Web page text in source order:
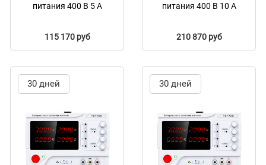
питания 400 В 5 А
115 170 руб
питания 400 В 10 А
210 870 руб
30 дней 30 дней